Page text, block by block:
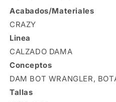
Acabados/Materiales
CRAZY
Linea
CALZADO DAMA
Conceptos
DAM BOT WRANGLER,
Tallas